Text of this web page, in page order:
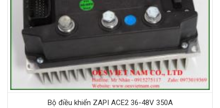
Bộ điều khiển ZAPI ACE2 36-48V 350A